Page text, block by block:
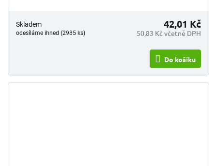
Skladem
odesíláme ihned (2985 ks) 50,83 Kč včetně DPH
42,01 Kč
Do košíku